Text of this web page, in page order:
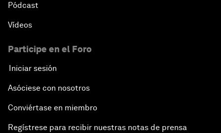
Pódcast
Vídeos
Participe en el Foro
Iniciar sesión
Asóciese con nosotros
Conviértase en miembro
Regístrese para recibir nuestras notas de prensa